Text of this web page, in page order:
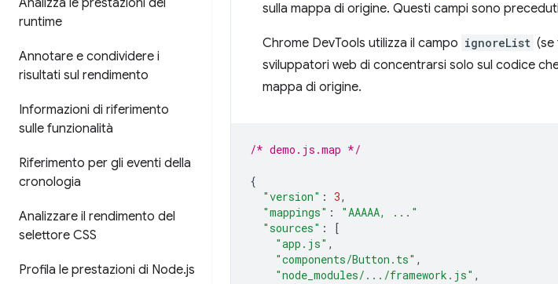
Analizza le prestazioni del
runtime
Annotare e condividere i
risultati sul rendimento
Informazioni di riferimento
sulle funzionalità
Riferimento per gli eventi della
cronologia
Analizzare il rendimento del
selettore CSS
Profila le prestazioni di Node.js
sulla mappa di origine. Questi campi sono
Chrome DevTools utilizza il campo ignoreList (se
sviluppatori web di concentrarsi solo sul codice
mappa di origine.
/* demo.js.map */
{
"version" : 3,
"mappings" :
"AAAAA, ..."
"sources" :
[
"app.js" ,
"components/Button.ts" ,
"node_modules/.../framework.js" ,